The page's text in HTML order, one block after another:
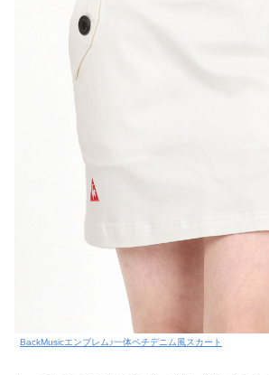
BackMusicエンブレム♪一体ペチデニム風スカート